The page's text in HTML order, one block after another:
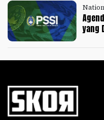
yang